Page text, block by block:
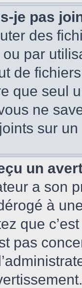
je pas
des
par
de
que seul
ne
sur un
un
a son
à
que
pas